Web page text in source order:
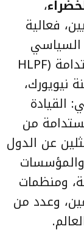
،
فعالية
السياسي
رفيع المستوى بشأن التنمية المستدامة (HLPF
نيويورك،
القيادة
من
عن الدول
والمؤسسات
ومنظمات
وعدد من